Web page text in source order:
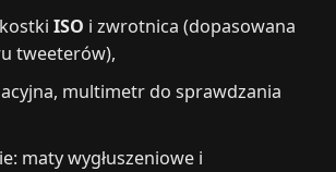
ISO i zwrotnica (dopasowana
tweeterów),
multimetr do sprawdzania
maty wygłuszeniowe i